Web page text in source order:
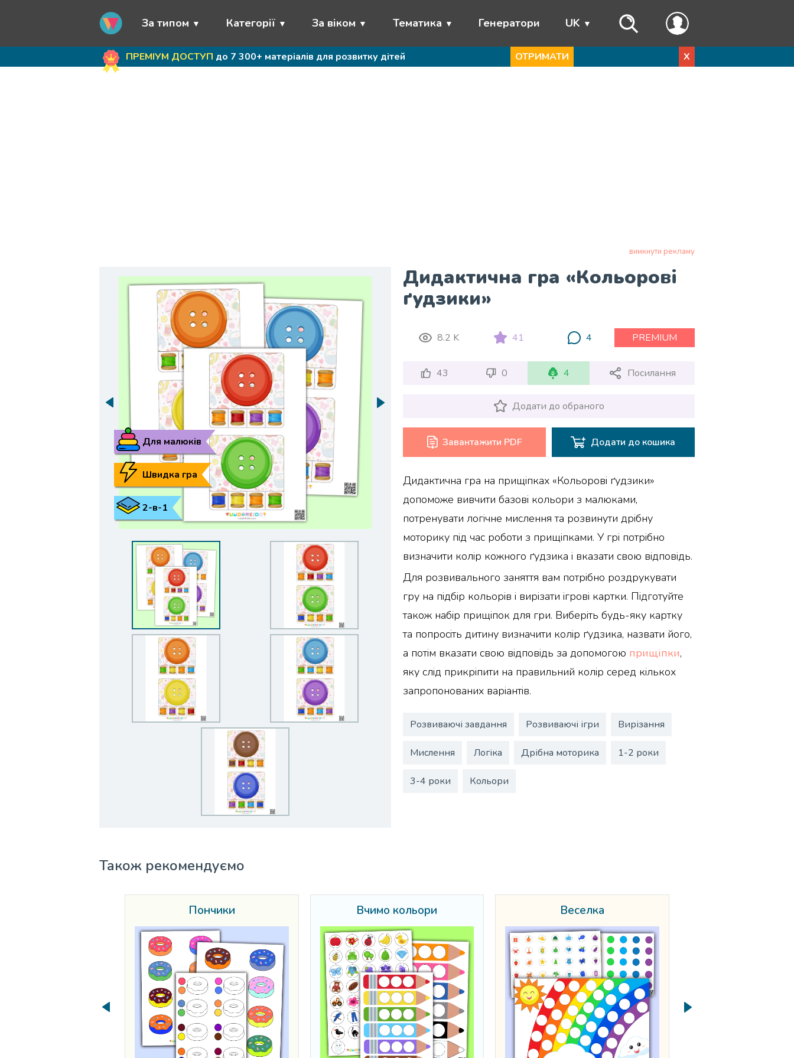
За типом Категорії За віком Тематика Генератори UK
ПРЕМІУМ ДОСТУП до 7 300+ матеріалів для розвитку дітей ОТРИМАТИ X
вимкнути рекламу
Дидактична гра «Кольорові
ґудзики»
2-в-1
Швидка гра
Для малюків
8.2 K 41 4 PREMIUM
43 0 4 Посилання
Додати до обраного
Завантажити PDF Додати до кошика
Дидактична гра на прищіпках «Кольорові ґудзики»
допоможе вивчити базові кольори з малюками,
потренувати логічне мислення та розвинути дрібну
моторику під час роботи з прищіпками. У грі потрібно
визначити колір кожного ґудзика і вказати свою відповідь.
Для розвивального заняття вам потрібно роздрукувати
гру на підбір кольорів і вирізати ігрові картки. Підготуйте
також набір прищіпок для гри. Виберіть будь-яку картку
та попросіть дитину визначити колір ґудзика, назвати його,
а потім вказати свою відповідь за допомогою прищіпки,
яку слід прикріпити на правильний колір серед кількох
запропонованих варіантів.
Розвиваючі завдання Розвиваючі ігри Вирізання
Мислення Логіка Дрібна моторика 1-2 роки
3-4 роки Кольори
Також рекомендуємо
Пончики Вчимо кольори Веселка